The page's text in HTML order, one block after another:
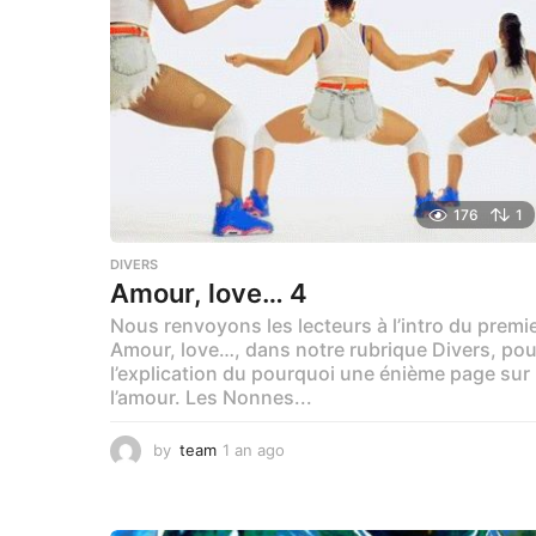
176 1
DIVERS
Amour, love… 4
Nous renvoyons les lecteurs à l’intro du
Amour, love…, dans notre rubrique Divers,
l’explication du pourquoi une énième page sur
l’amour. Les Nonnes...
by team 1 an ago